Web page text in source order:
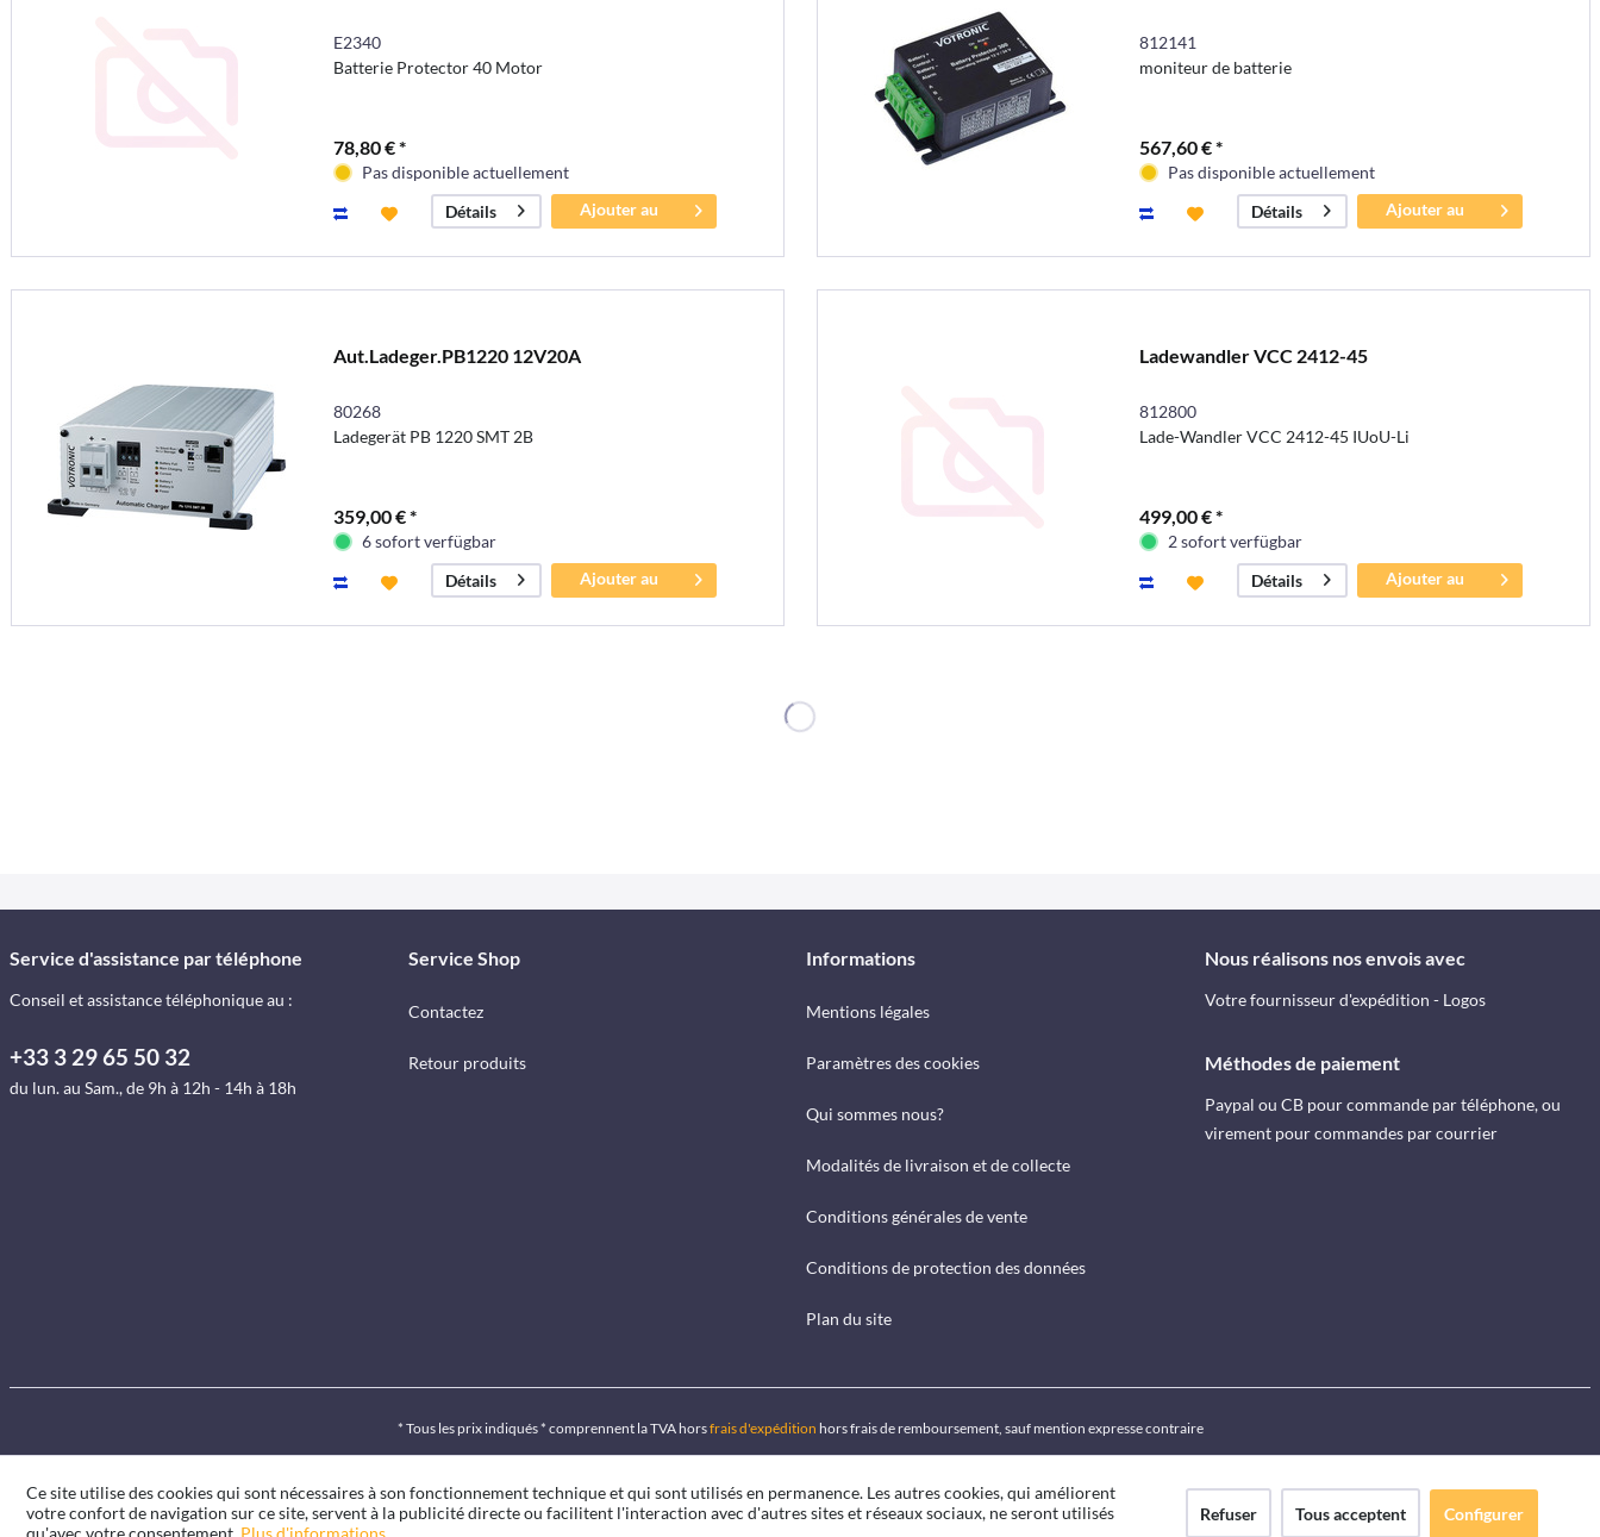
E2340
Batterie Protector 40 Motor
78,80 € *
Pas disponible actuellement
Détails
Ajouter au
panier
812141
moniteur de batterie
567,60 € *
Pas disponible actuellement
Détails
Ajouter au
panier
Aut.Ladeger.PB1220 12V20A
80268
Ladegerät PB 1220 SMT 2B
359,00 € *
6 sofort verfügbar
Détails
Ajouter au
panier
Ladewandler VCC 2412-45
812800
Lade-Wandler VCC 2412-45 IUoU-Li
499,00 € *
2 sofort verfügbar
Détails
Ajouter au
panier
Service d'assistance par téléphone
Conseil et assistance téléphonique au :
+33 3 29 65 50 32
du lun. au Sam., de 9h à 12h - 14h à 18h
Service Shop
Contactez
Retour produits
Informations
Mentions légales
Paramètres des cookies
Qui sommes nous?
Modalités de livraison et de collecte
Conditions générales de vente
Conditions de protection des données
Plan du site
Nous réalisons nos envois avec
Votre fournisseur d'expédition - Logos
Méthodes de paiement
Paypal ou CB pour commande par téléphone, ou
virement pour commandes par courrier
* Tous les prix indiqués * comprennent la TVA horsfrais d'expédition hors frais de remboursement, sauf mention expresse contraire
Ce site utilise des cookies qui sont nécessaires à son fonctionnement technique et qui sont utilisés en permanence. Les autres cookies, qui améliorent
votre confort de navigation sur ce site, servent à la publicité directe ou facilitent l'interaction avec d'autres sites et réseaux sociaux, ne seront utilisés
qu'avec votre consentement. Plus d'informations
Refuser Tous acceptent Configurer